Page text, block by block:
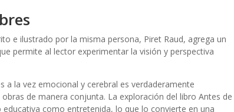
e ilustrado por la misma persona, Piret Raud, agrega un
permite al lector experimentar la visión y perspectiva
a la vez emocional y cerebral es verdaderamente
de manera conjunta. La exploración del libro Antes de
como entretenida, lo que lo convierte en una